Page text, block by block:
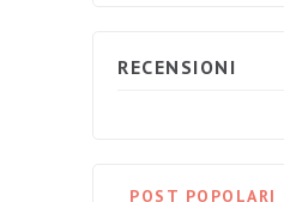
RECENSIONI
POST POPOLARI